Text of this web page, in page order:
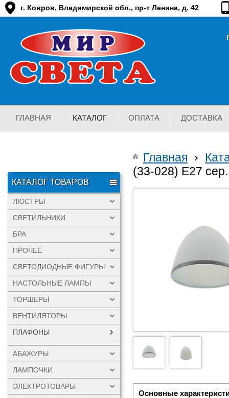
г. Ковров, Владимирской обл., пр-т Ленина, д. 42
ГЛАВНАЯ КАТАЛОГ ОПЛАТА ДОСТАВКА
КАТАЛОГ ТОВАРОВ
ЛЮСТРЫ
СВЕТИЛЬНИКИ
БРА
ПРОЧЕЕ
СВЕТОДИОДНЫЕ ФИГУРЫ
НАСТОЛЬНЫЕ ЛАМПЫ
ТОРШЕРЫ
ВЕНТИЛЯТОРЫ
ПЛАФОНЫ
АБАЖУРЫ
ЛАМПОЧКИ
ЭЛЕКТРОТОВАРЫ
Главная ›
(33-028) Е27 сер.
Основные